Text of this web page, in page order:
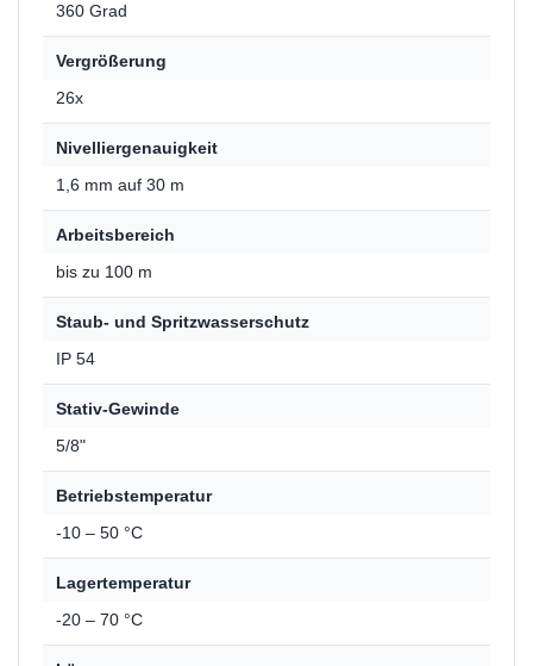
360 Grad
Vergrößerung
26x
Nivelliergenauigkeit
1,6 mm auf 30 m
Arbeitsbereich
bis zu 100 m
Staub- und Spritzwasserschutz
IP 54
Stativ-Gewinde
5/8"
Betriebstemperatur
-10 – 50 °C
Lagertemperatur
-20 – 70 °C